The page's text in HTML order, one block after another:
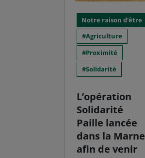
Notre raison d'être
Agriculture
Proximité
Solidarité
L’opération
Solidarité
Paille lancée
dans la Marne
afin de venir